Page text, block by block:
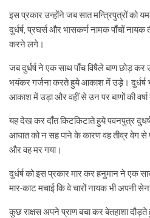
इस प्रकार उन्होंने जब सात मन्त्रिपुत्रों को
दुर्धर्ष, प्रघर्स और भासकर्ण नामक पाँचों
करने लगे।
जब दुर्धर्ष ने एक साथ पाँच विषैले बाण छोड़
भयंकर गर्जना करते हुये आकाश में उड़े।
आकाश में उड़ा और वहीं से उन पर बाणों की
यह देख कर दाँत किटकिटाते हुये पवनपुत्र
आघात को न सह पाने के कारण वह तीव्र वेग से
और वह मर गया।
दुर्धर्ष को इस प्रकार मार कर हनुमान ने एक
मार-काट मचाई कि वे चारों नायक भी अपनी
कुछ राक्षस अपने प्राण बचा कर बेतहाशा